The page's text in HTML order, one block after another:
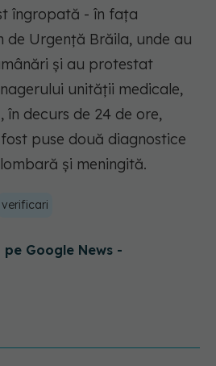
îngropată - în faţa
de Urgenţă Brăila, unde au
şi au protestat
unităţii medicale,
în decurs de 24 de ore,
puse două diagnostice
şi meningită.
verificari
Google News -